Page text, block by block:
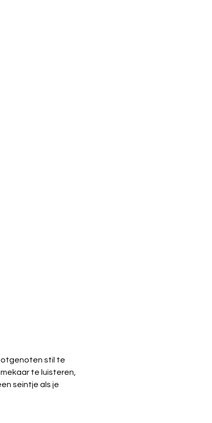
stil te
te luisteren,
seintje als je